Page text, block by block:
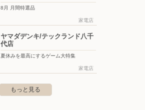
8月 月間特選品
家電店
ヤマダデンキ/テックランド八千
代店
夏休みを最高にするゲーム大特集
家電店
もっと見る